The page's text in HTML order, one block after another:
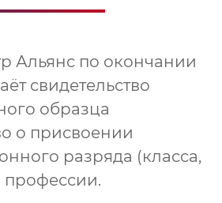
Альянс по окончании
свидетельство
образца
о присвоении
разряда (класса,
профессии.